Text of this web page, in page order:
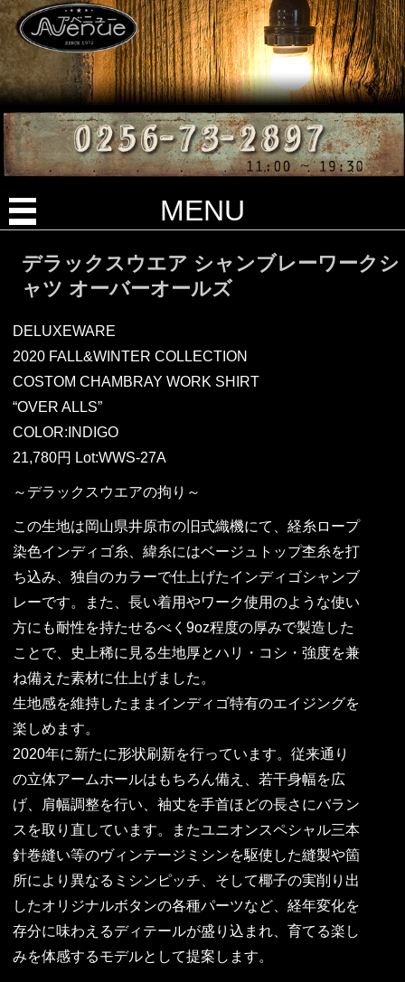
MENU
デラックスウエア シャンブレーワークシ
ャツ オーバーオールズ
DELUXEWARE
2020 FALL&WINTER COLLECTION
COSTOM CHAMBRAY WORK SHIRT
“OVER ALLS”
COLOR:INDIGO
21,780円 Lot:WWS-27A
～デラックスウエアの拘り～
この生地は岡山県井原市の旧式織機にて、経糸ロープ
染色インディゴ糸、緯糸にはベージュトップ杢糸を打
ち込み、独自のカラーで仕上げたインディゴシャンブ
レーです。また、長い着用やワーク使用のような使い
方にも耐性を持たせるべく9oz程度の厚みで製造した
ことで、史上稀に見る生地厚とハリ・コシ・強度を兼
ね備えた素材に仕上げました。
生地感を維持したままインディゴ特有のエイジングを
楽しめます。
2020年に新たに形状刷新を行っています。従来通り
の立体アームホールはもちろん備え、若干身幅を広
げ、肩幅調整を行い、袖丈を手首ほどの長さにバラン
スを取り直しています。またユニオンスペシャル三本
針巻縫い等のヴィンテージミシンを駆使した縫製や箇
所により異なるミシンピッチ、そして椰子の実削り出
したオリジナルボタンの各種パーツなど、経年変化を
存分に味わえるディテールが盛り込まれ、育てる楽し
みを体感するモデルとして提案します。